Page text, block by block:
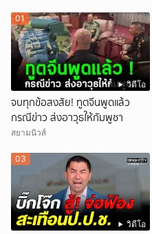
วิดีโอ
01
จบทุกข้อสงสัย! ทูตจีนพูดแล้ว
กรณีข่าว ส่งอาวุธให้กัมพูชา
สยามนิวส์
วิดีโอ
03